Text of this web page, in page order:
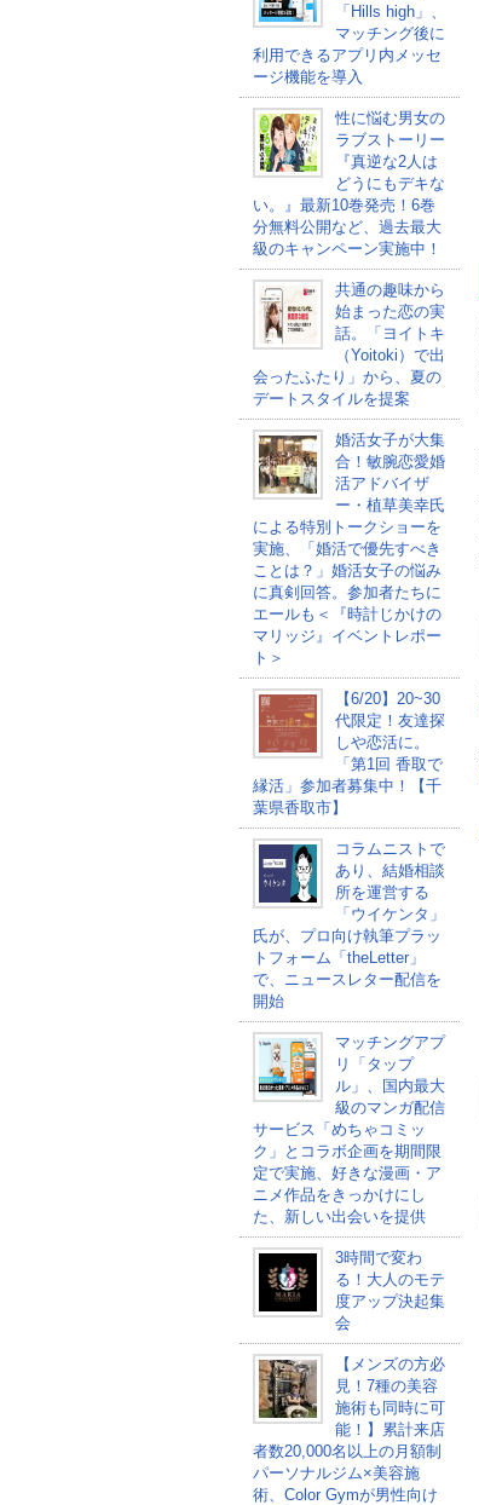
「Hills high」、
マッチング後に
利用できるアプリ内メッセ
ージ機能を導入
性に悩む男女の
ラブストーリー
『真逆な2人は
どうにもデキな
い。』最新10巻発売！6巻
分無料公開など、過去最大
級のキャンペーン実施中！
共通の趣味から
始まった恋の実
話。「ヨイトキ
（Yoitoki）で出
会ったふたり」から、夏の
デートスタイルを提案
婚活女子が大集
合！敏腕恋愛婚
活アドバイザ
ー・植草美幸氏
による特別トークショーを
実施、「婚活で優先すべき
ことは？」婚活女子の悩み
に真剣回答。参加者たちに
エールも＜『時計じかけの
マリッジ』イベントレポー
ト＞
【6/20】20~30
代限定！友達探
しや恋活に。
「第1回 香取で
縁活」参加者募集中！【千
葉県香取市】
コラムニストで
あり、結婚相談
所を運営する
「ウイケンタ」
氏が、プロ向け執筆プラッ
トフォーム「theLetter」
で、ニュースレター配信を
開始
マッチングアプ
リ「タップ
ル」、国内最大
級のマンガ配信
サービス「めちゃコミッ
ク」とコラボ企画を期間限
定で実施、好きな漫画・ア
ニメ作品をきっかけにし
た、新しい出会いを提供
3時間で変わ
る！大人のモテ
度アップ決起集
会
【メンズの方必
見！7種の美容
施術も同時に可
能！】累計来店
者数20,000名以上の月額制
パーソナルジム×美容施
術、Color Gymが男性向け